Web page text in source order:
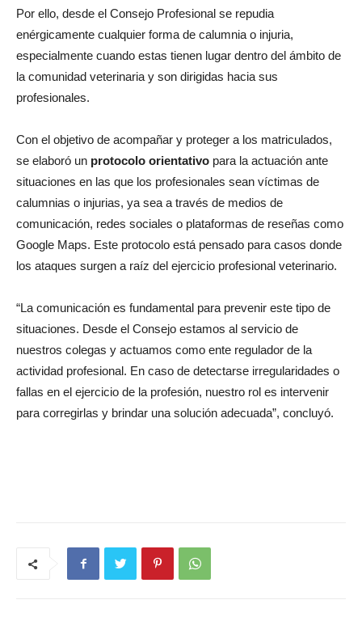
Por ello, desde el Consejo Profesional se repudia
enérgicamente cualquier forma de calumnia o injuria,
especialmente cuando estas tienen lugar dentro del ámbito de
la comunidad veterinaria y son dirigidas hacia sus
profesionales.
Con el objetivo de acompañar y proteger a los matriculados,
se elaboró un protocolo orientativo para la actuación ante
situaciones en las que los profesionales sean víctimas de
calumnias o injurias, ya sea a través de medios de
comunicación, redes sociales o plataformas de reseñas como
Google Maps. Este protocolo está pensado para casos donde
los ataques surgen a raíz del ejercicio profesional veterinario.
“La comunicación es fundamental para prevenir este tipo de
situaciones. Desde el Consejo estamos al servicio de
nuestros colegas y actuamos como ente regulador de la
actividad profesional. En caso de detectarse irregularidades o
fallas en el ejercicio de la profesión, nuestro rol es intervenir
para corregirlas y brindar una solución adecuada”, concluyó.